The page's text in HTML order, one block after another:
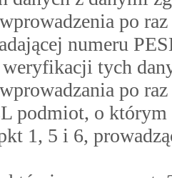
po
numeru
weryfikacji tych
po
podmiot, o
1, 5 i 6,